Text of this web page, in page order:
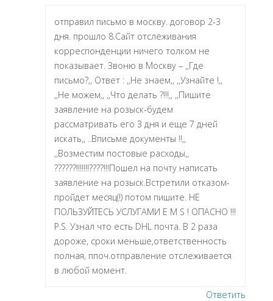
отправил письмо в москву. договор 2-3
дня. прошло 8.Сайт отслеживания
корреспонденции ничего толком не
показывает. Звоню в Москву – ,,Где
письмо?,, Ответ : ,,Не знаем,, ,,Узнайте !,,
,,Не можем,, ,,Что делать ?!!!,, ,,Пишите
заявление на розыск-будем
рассматривать его 3 дня и еще 7 дней
искать,, ..Вписьме документы !!,,
,,Возместим постовые расходы,,
??????!!!!!!!????!!!Пошел на почту написать
заявление на розыск.Встретили отказом-
пройдет месяц(!) потом пишите. НЕ
ПОЛЬЗУЙТЕСЬ УСЛУГАМИ E M S ! ОПАСНО !!!
P.S. Узнал что есть DHL почта. В 2 раза
дороже, сроки меньше,ответственность
полная, ппоч.отправление отслеживается
в любой момент.
Ответить